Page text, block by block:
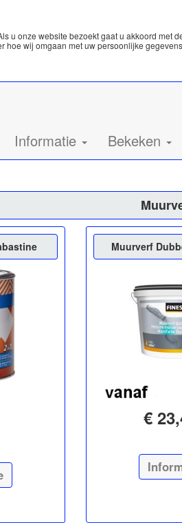
u onze website bezoekt gaat u akkoord met
hoe wij omgaan met uw persoonlijke gegevens
Informatie Bekeken
Muurverf
€